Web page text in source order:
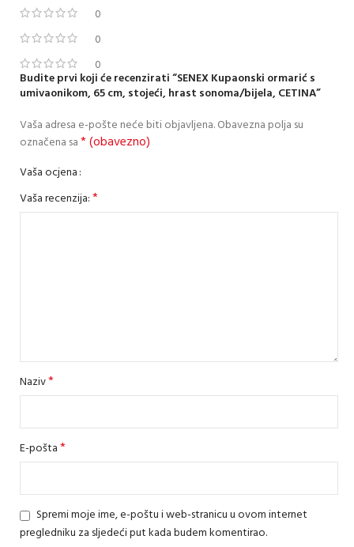
0
0
0
Budite prvi koji će recenzirati “SENEX Kupaonski ormarić s
umivaonikom, 65 cm, stojeći, hrast sonoma/bijela, CETINA”
Vaša adresa e-pošte neće biti objavljena.Obavezna polja su
označena sa* (obavezno)
Vaša ocjena
Vaša recenzija:*
Naziv*
E-pošta*
Spremi moje ime, e-poštu i web-stranicu u ovom internet
pregledniku za sljedeći put kada budem komentirao.